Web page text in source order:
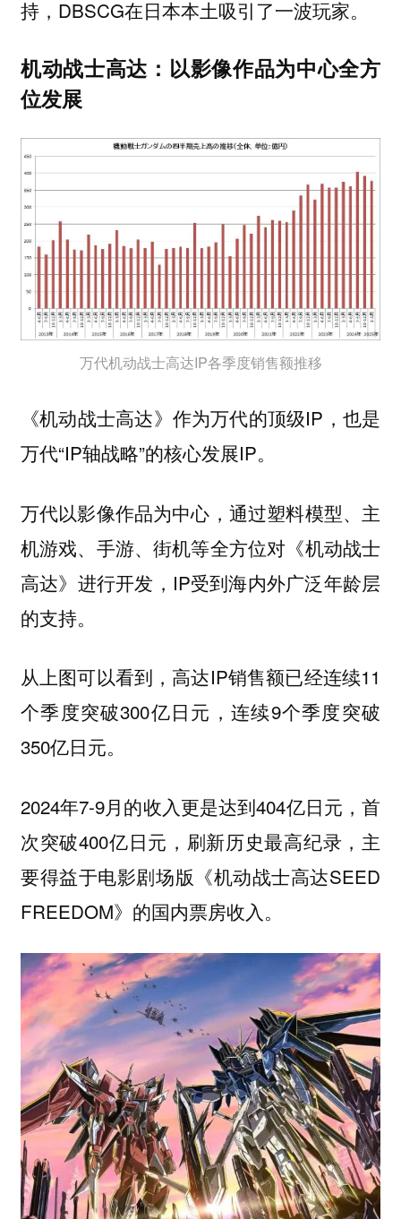
持，DBSCG在日本本土吸引了一波玩家。
机动战士高达：以影像作品为中心全方
位发展
万代机动战士高达IP各季度销售额推移
《机动战士高达》作为万代的顶级IP，也是
万代“IP轴战略”的核心发展IP。
万代以影像作品为中心，通过塑料模型、主
机游戏、手游、街机等全方位对《机动战士
高达》进行开发，IP受到海内外广泛年龄层
的支持。
从上图可以看到，高达IP销售额已经连续11
个季度突破300亿日元，连续9个季度突破
350亿日元。
2024年7-9月的收入更是达到404亿日元，首
次突破400亿日元，刷新历史最高纪录，主
要得益于电影剧场版《机动战士高达SEED
FREEDOM》的国内票房收入。